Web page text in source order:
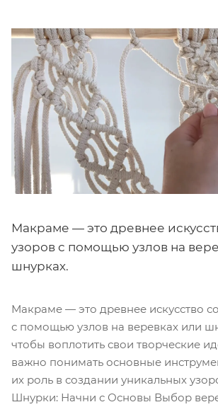
Макраме — это древнее
узоров с помощью узлов на
шнурках.
Макраме — это древнее искусство
с помощью узлов на веревках или
чтобы воплотить свои творческие
важно понимать основные
их роль в создании уникальных
Шнурки: Начни с Основы Выбор